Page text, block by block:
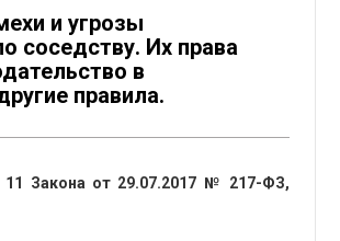
и угрозы
соседству. Их права
в
правила.
11 Закона от 29.07.2017 № 217-ФЗ,